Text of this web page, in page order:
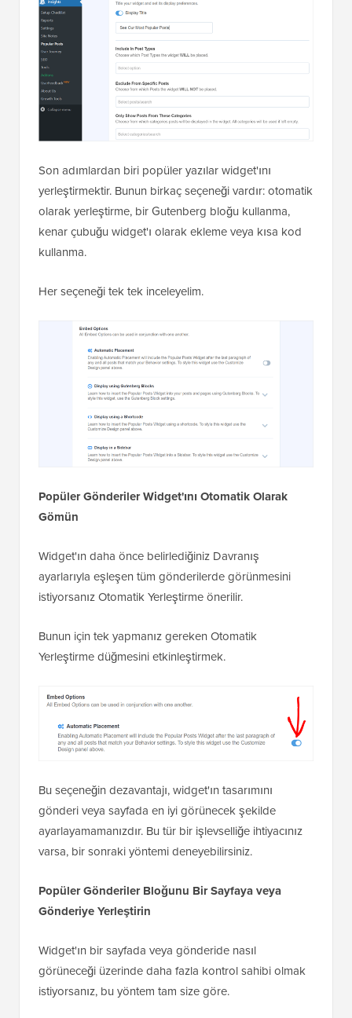
Son adımlardan biri popüler yazılar widget'ını
yerleştirmektir. Bunun birkaç seçeneği vardır: otomatik
olarak yerleştirme, bir Gutenberg bloğu kullanma,
kenar çubuğu widget'ı olarak ekleme veya kısa kod
kullanma.
Her seçeneği tek tek inceleyelim.
Popüler Gönderiler Widget'ını Otomatik Olarak
Gömün
Widget'ın daha önce belirlediğiniz Davranış
ayarlarıyla eşleşen tüm gönderilerde görünmesini
istiyorsanız Otomatik Yerleştirme önerilir.
Bunun için tek yapmanız gereken Otomatik
Yerleştirme düğmesini etkinleştirmek.
Bu seçeneğin dezavantajı, widget'ın tasarımını
gönderi veya sayfada en iyi görünecek şekilde
ayarlayamamanızdır. Bu tür bir işlevselliğe ihtiyacınız
varsa, bir sonraki yöntemi deneyebilirsiniz.
Popüler Gönderiler Bloğunu Bir Sayfaya veya
Gönderiye Yerleştirin
Widget'ın bir sayfada veya gönderide nasıl
görüneceği üzerinde daha fazla kontrol sahibi olmak
istiyorsanız, bu yöntem tam size göre.